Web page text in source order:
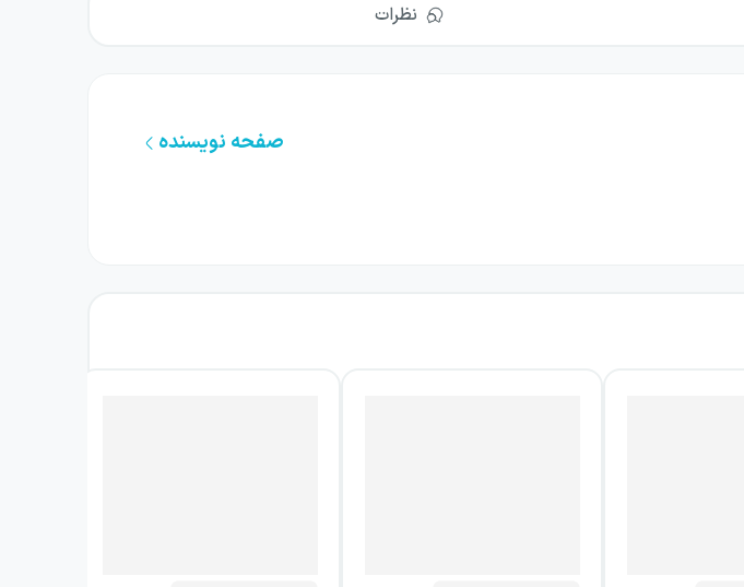
نظرات
صفحه نویسنده